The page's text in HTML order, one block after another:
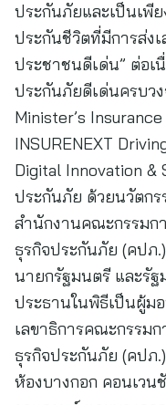
ประกันภัยและเป็นเพี
ประกันชีวิตที่มีการส่ง
ประชาชนดีเด่น” ต่อเ
ประกันภัยดีเด่นครบว
Minister’s
INSURENEXT
Digital Innovation &
ประกันภัย ด้วยนวัตก
สำนักงานคณะกรรมก
ธุรกิจประกันภัย (คปภ
นายกรัฐมนตรี และรัฐ
ประธานในพิธีเป็นผู้ม
เลขาธิการคณะกรรม
ธุรกิจประกันภัย (คปภ
ห้องบางกอก คอนเวน